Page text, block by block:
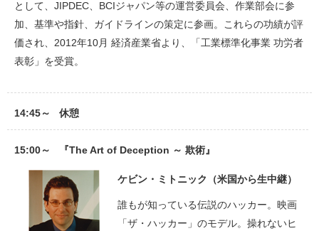
として、JIPDEC、BCIジャパン等の運営委員会、作業部会に参
加、基準や指針、ガイドラインの策定に参画。これらの功績が評
価され、2012年10月 経済産業省より、「工業標準化事業 功労者
表彰」を受賞。
14:45～ 休憩
15:00～ 『The Art of Deception ～ 欺術』
ケビン・ミトニック（米国から生中継）
誰もが知っている伝説のハッカー。映画
「ザ・ハッカー」のモデル。操れないヒ